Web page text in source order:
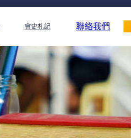
會史札記 聯絡我們